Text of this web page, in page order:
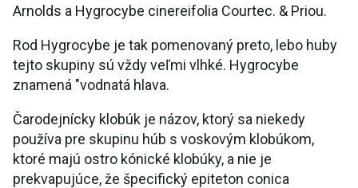
Arnolds a Hygrocybe cinereifolia Courtec. & Priou.
Rod Hygrocybe je tak pomenovaný preto, lebo huby
tejto skupiny sú vždy veľmi vlhké. Hygrocybe
znamená "vodnatá hlava.
Čarodejnícky klobúk je názov, ktorý sa niekedy
používa pre skupinu húb s voskovým klobúkom,
ktoré majú ostro kónické klobúky, a nie je
prekvapujúce, že špecifický epiteton conica